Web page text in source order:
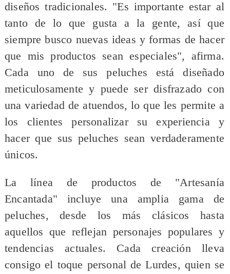
diseños tradicionales. "Es importante estar al
tanto de lo que gusta a la gente, así que
siempre busco nuevas ideas y formas de hacer
que mis productos sean especiales", afirma.
Cada uno de sus peluches está diseñado
meticulosamente y puede ser disfrazado con
una variedad de atuendos, lo que les permite a
los clientes personalizar su experiencia y
hacer que sus peluches sean verdaderamente
únicos.
La línea de productos de "Artesanía
Encantada" incluye una amplia gama de
peluches, desde los más clásicos hasta
aquellos que reflejan personajes populares y
tendencias actuales. Cada creación lleva
consigo el toque personal de Lurdes, quien se